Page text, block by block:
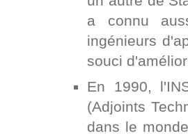
a connu
ingénieurs
souci
En 1990,
(Adjoints
dans le